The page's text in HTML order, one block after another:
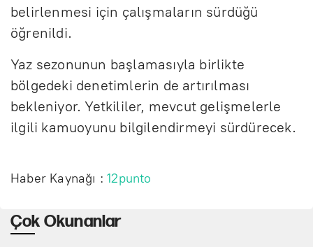
belirlenmesi için çalışmaların sürdüğü
öğrenildi.
Yaz sezonunun başlamasıyla birlikte
bölgedeki denetimlerin de artırılması
bekleniyor. Yetkililer, mevcut gelişmelerle
ilgili kamuoyunu bilgilendirmeyi sürdürecek.
Haber Kaynağı :12punto
Çok Okunanlar